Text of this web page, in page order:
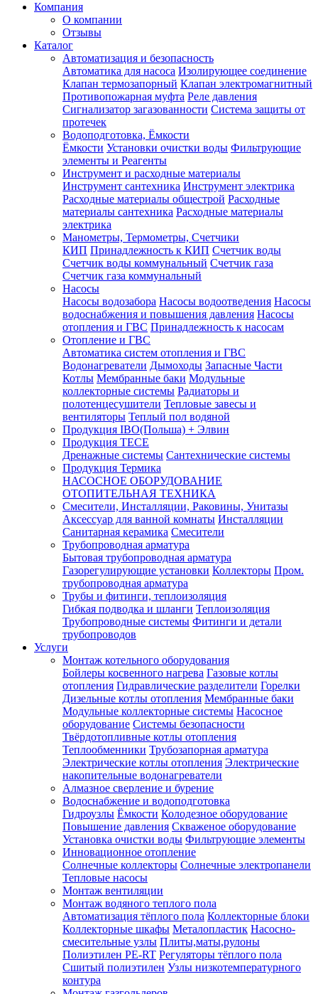
Компания
О компании
Отзывы
Каталог
Автоматизация и безопасность
Автоматика для насоса Изолирующее соединение
Клапан термозапорный Клапан электромагнитный
Противопожарная муфта Реле давления
Сигнализатор загазованности Система защиты от
протечек
Водоподготовка, Ёмкости
Ёмкости Установки очистки воды Фильтрующие
элементы и Реагенты
Инструмент и расходные материалы
Инструмент сантехника Инструмент электрика
Расходные материалы общестрой Расходные
материалы сантехника Расходные материалы
электрика
Манометры, Термометры, Счетчики
КИП Принадлежность к КИП Счетчик воды
Счетчик воды коммунальный Счетчик газа
Счетчик газа коммунальный
Насосы
Насосы водозабора Насосы водоотведения Насосы
водоснабжения и повышения давления Насосы
отопления и ГВС Принадлежность к насосам
Отопление и ГВС
Автоматика систем отопления и ГВС
Водонагреватели Дымоходы Запасные Части
Котлы Мембранные баки Модульные
коллекторные системы Радиаторы и
полотенцесушители Тепловые завесы и
вентиляторы Теплый пол водяной
Продукция IBO(Польша) + Элвин
Продукция TECE
Дренажные системы Сантехнические системы
Продукция Термика
НАСОСНОЕ ОБОРУДОВАНИЕ
ОТОПИТЕЛЬНАЯ ТЕХНИКА
Смесители, Инсталляции, Раковины, Унитазы
Аксессуар для ванной комнаты Инсталляции
Санитарная керамика Смесители
Трубопроводная арматура
Бытовая трубопроводная арматура
Газорегулирующие установки Коллекторы Пром.
трубопроводная арматура
Трубы и фитинги, теплоизоляция
Гибкая подводка и шланги Теплоизоляция
Трубопроводные системы Фитинги и детали
трубопроводов
Услуги
Монтаж котельного оборудования
Бойлеры косвенного нагрева Газовые котлы
отопления Гидравлические разделители Горелки
Дизельные котлы отопления Мембранные баки
Модульные коллекторные системы Насосное
оборудование Системы безопасности
Твёрдотопливные котлы отопления
Теплообменники Трубозапорная арматура
Электрические котлы отопления Электрические
накопительные водонагреватели
Алмазное сверление и бурение
Водоснабжение и водоподготовка
Гидроузлы Ёмкости Колодезное оборудование
Повышение давления Скваженое оборудование
Установка очистки воды Фильтрующие элементы
Инновационное отопление
Солнечные коллекторы Солнечные электропанели
Тепловые насосы
Монтаж вентиляции
Монтаж водяного теплого пола
Автоматизация тёплого пола Коллекторные блоки
Коллекторные шкафы Металопластик Насосно-
смесительные узлы Плиты,маты,рулоны
Полиэтилен PE-RT Регуляторы тёплого пола
Сшитый полиэтилен Узлы низкотемпературного
контура